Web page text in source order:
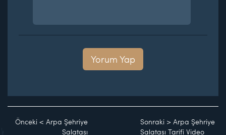
Yorum Yap
Önceki < Arpa Şehriye
Salatası
Sonraki >Arpa Şehriye
Salatası Tarifi Video